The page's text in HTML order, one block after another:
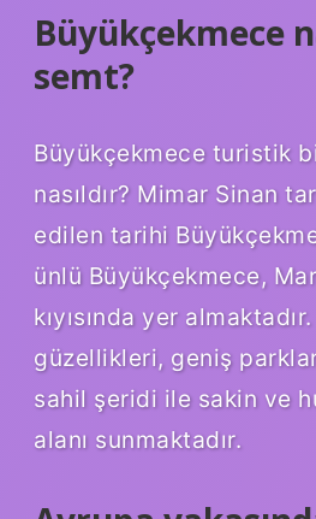
Büyükçekmece
semt?
Büyükçekmece turistik
nasıldır? Mimar Sinan
edilen tarihi
ünlü Büyükçekmece,
kıyısında yer
güzellikleri, geniş
sahil şeridi ile sakin ve
alanı sunmaktadır.